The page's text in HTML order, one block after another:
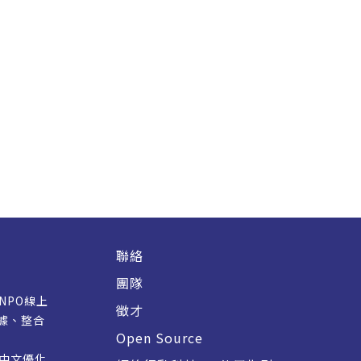
線上
、整合
聯絡
團隊
徵才
Open Source